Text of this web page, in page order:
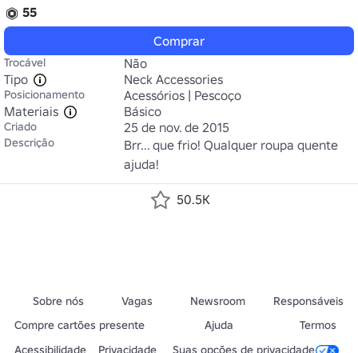
55
Comprar
Trocável
Não
Tipo
Neck Accessories
Posicionamento
Acessórios | Pescoço
Materiais
Básico
Criado 25 de nov. de 2015
Descrição
Brr... que frio! Qualquer roupa quente
ajuda!
50.5K
Sobre nós Vagas Newsroom
Responsáveis
Compre cartões presente
Ajuda
Termos
Acessibilidade
Privacidade Suas opções de privacidade